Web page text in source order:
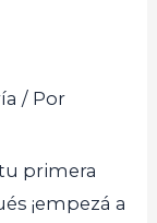
/ Por
primera
¡empezá a